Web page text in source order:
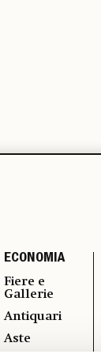
ECONOMIA
Fiere e
Gallerie
Antiquari
Aste